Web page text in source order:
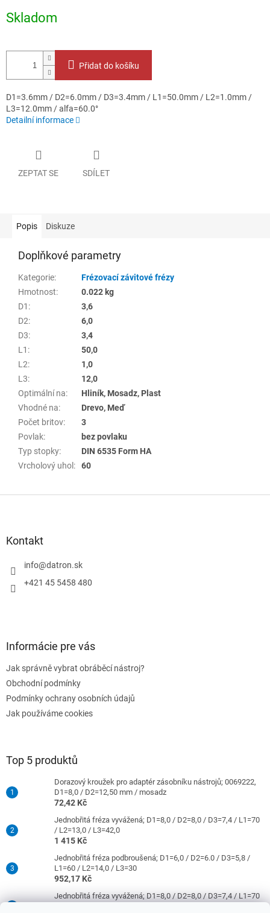
cena:
Skladom
Přidat do košíku
D1=3.6mm / D2=6.0mm / D3=3.4mm / L1=50.0mm / L2=1.0mm /
L3=12.0mm / alfa=60.0°
Detailní informace
ZEPTAT SE SDÍLET
Popis Diskuze
Doplňkové parametry
Kategorie:
Frézovací závitové frézy
Hmotnost:
0.022 kg
D1 :
3,6
D2:
6,0
D3:
3,4
L1 :
50,0
L2:
1,0
L3:
12,0
Optimální na:
Hliník, Mosadz, Plast
Vhodné na:
Drevo, Meď
Počet britov:
3
Povlak:
bez povlaku
Typ stopky:
DIN 6535 Form HA
Vrcholový uhol : 60
Kontakt
info@datron.sk
+421 45 5458 480
Informácie pre vás
Jak správně vybrat obráběcí nástroj?
Obchodní podmínky
Podmínky ochrany osobních údajů
Jak používáme cookies
Top 5 produktů
Dorazový kroužek pro adaptér zásobníku nástrojů; 0069222,
D1=8,0 / D2=12,50 mm / mosadz
72,42 Kč
Jednobřitá fréza vyvážená; D1=8,0 / D2=8,0 / D3=7,4 / L1=70
/ L2=13,0 / L3=42,0
1 415 Kč
Jednobřitá fréza podbroušená; D1=6,0 / D2=6.0 / D3=5,8 /
L1=60 / L2=14,0 / L3=30
952,17 Kč
Jednobřitá fréza vyvážená; D1=8,0 / D2=8,0 / D3=7,4 / L1=70